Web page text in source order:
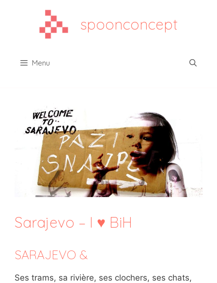
spoonconcept
Menu
Sarajevo – I ♥ BiH
SARAJEVO &
Ses trams, sa rivière, ses clochers, ses chats,